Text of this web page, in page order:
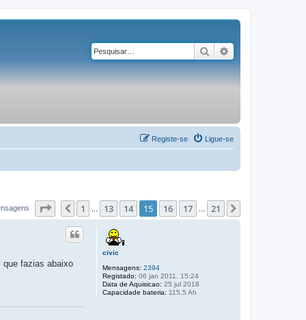
Pesquisar
Ligue-se
Registe-se
Página15 de21
Anterior
1 13 14 15 16 17 21
civic
Mensagens: 2394
Registado: 06 jan 2011, 15:24
Data de Aquisicao: 25 jul 2018
Capacidade bateria: 115,5 Ah
que fazias abaixo